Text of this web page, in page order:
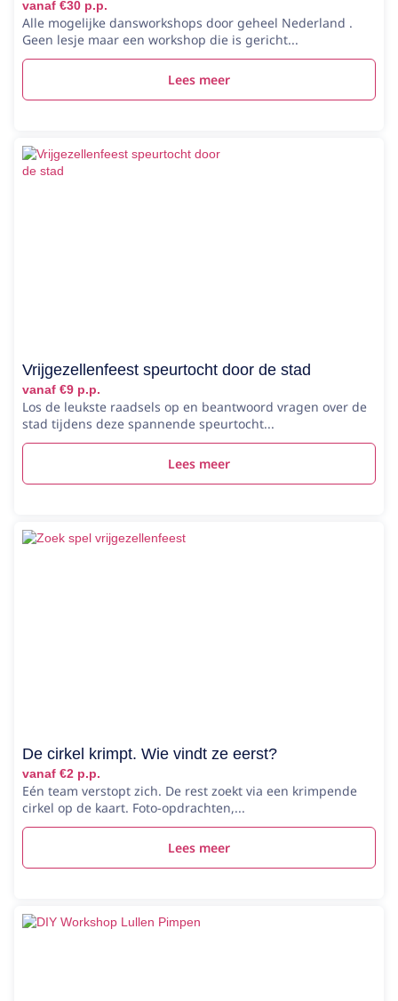
vanaf €30 p.p.
Alle mogelijke dansworkshops door geheel Nederland .
Geen lesje maar een workshop die is gericht...
Lees meer
Vrijgezellenfeest speurtocht door de stad
vanaf €9 p.p.
Los de leukste raadsels op en beantwoord vragen over de
stad tijdens deze spannende speurtocht...
Lees meer
De cirkel krimpt. Wie vindt ze eerst?
vanaf €2 p.p.
Eén team verstopt zich. De rest zoekt via een krimpende
cirkel op de kaart. Foto-opdrachten,...
Lees meer